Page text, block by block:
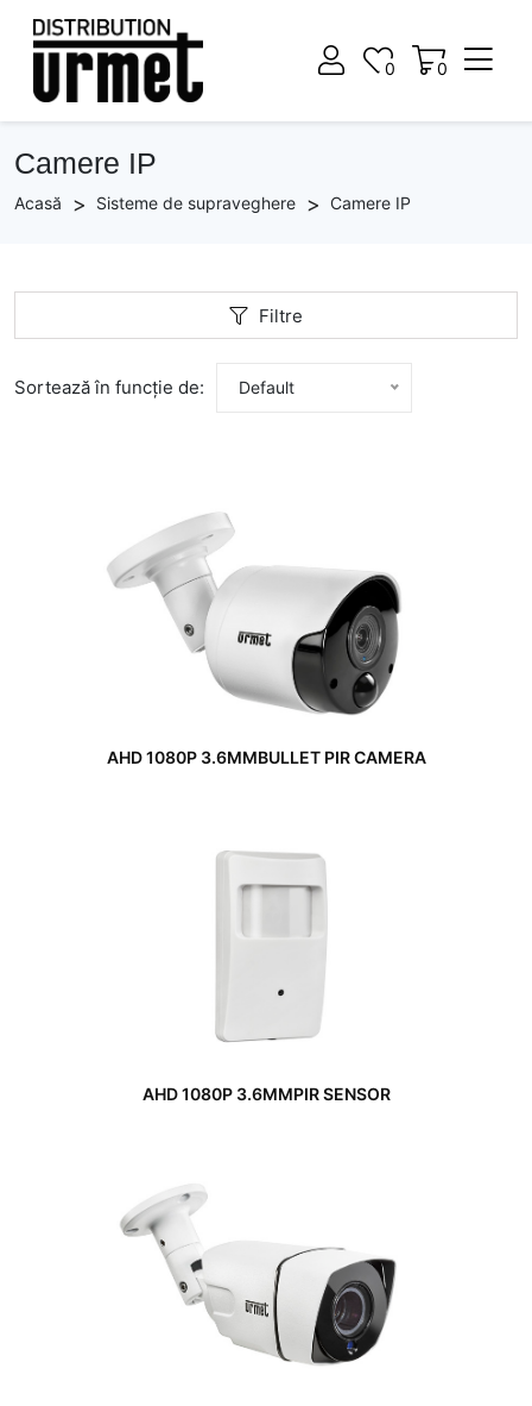
0
0 0
Camere IP
Acasă Sisteme de supraveghere Camere IP
Filtre
Sortează în funcție de: Default
AHD 1080P 3.6MMBULLET PIR CAMERA
AHD 1080P 3.6MMPIR SENSOR